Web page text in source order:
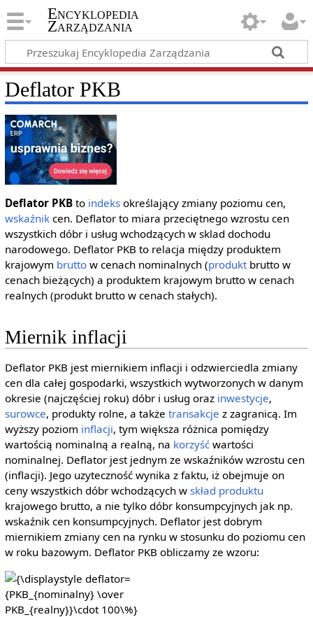
Encyklopedia
Zarządzania
Deflator PKB
Deflator PKBto indeksokreślający zmiany poziomu cen,
wskaźnikcen. Deflator to miara przeciętnego wzrostu cen
wszystkich dóbr i usług wchodzących w sklad dochodu
narodowego. Deflator PKB to relacja między produktem
krajowym bruttow cenach nominalnych (produktbrutto w
cenach bieżących) a produktem krajowym brutto w cenach
realnych (produkt brutto w cenach stałych).
Miernik inflacji
Deflator PKB jest miernikiem inflacji i odzwierciedla zmiany
cen dla całej gospodarki, wszystkich wytworzonych w danym
okresie (najczęściej roku) dóbr i usług oraz inwestycje,
surowce, produkty rolne, a także transakcje z zagranicą. Im
wyższy poziom inflacji, tym większa różnica pomiędzy
wartością nominalną a realną, na korzyśćwartości
nominalnej. Deflator jest jednym ze wskaźników wzrostu cen
(inflacji). Jego uzyteczność wynika z faktu, iż obejmuje on
ceny wszystkich dóbr wchodzących w skład produktu
krajowego brutto, a nie tylko dóbr konsumpcyjnych jak np.
wskaźnik cen konsumpcyjnych. Deflator jest dobrym
miernikiem zmiany cen na rynku w stosunku do poziomu cen
w roku bazowym. Deflator PKB obliczamy ze wzoru:
{\displaystyle
deflator=
{PKB_{nominalny}